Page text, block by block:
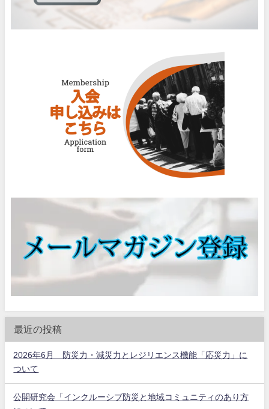
最近の投稿
2026年6月 防災力・減災力とレジリエンス機能「応災力」に
ついて
公開研究会「インクルーシブ防災と地域コミュニティのあり方